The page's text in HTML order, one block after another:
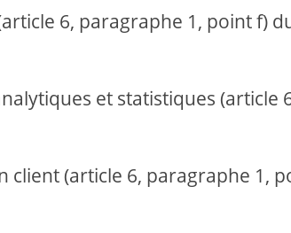
6, paragraphe 1, point f)
et statistiques (article
client (article 6, paragraphe 1,